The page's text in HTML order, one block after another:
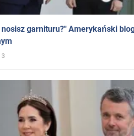
garnituru?" Amerykański
3